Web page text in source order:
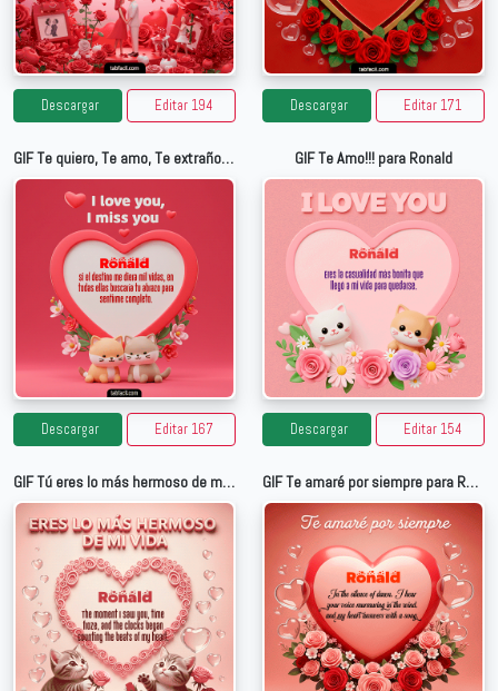
Descargar Editar 194 Descargar Editar 171
GIF Te quiero, Te amo, Te extraño para Ronald
Descargar Editar 167
GIF Te Amo!!! para Ronald
Descargar Editar 154
GIF Tú eres lo más hermoso de mi vida para Ronald GIF Te amaré por siempre para Ronald